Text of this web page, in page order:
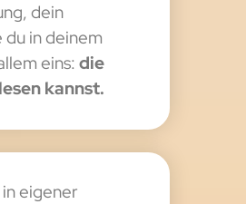
dein
du in deinem
eins: die
kannst.
eigener